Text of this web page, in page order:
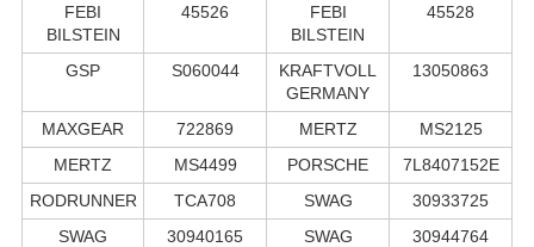
FEBI
BILSTEIN
45526
FEBI
BILSTEIN
45528
GSP S060044
KRAFTVOLL
GERMANY
13050863
MAXGEAR 722869 MERTZ
MS2125
MERTZ
MS4499 PORSCHE
7L8407152E
RODRUNNER
TCA708 SWAG
30933725
SWAG
30940165 SWAG
30944764